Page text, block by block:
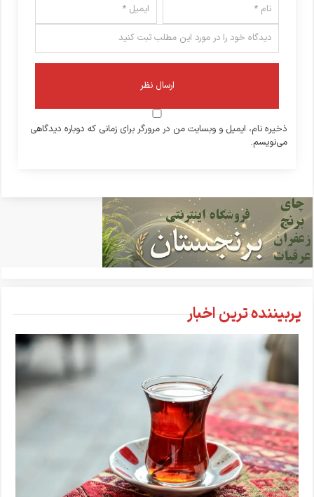
ذخیره نام، ایمیل و وبسایت من در مرورگر برای زمانی که دوباره دیدگاهی
می‌نویسم.
پربیننده ترین اخبار